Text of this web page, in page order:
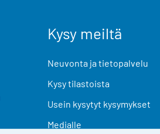
Kysy meiltä
Neuvonta ja tietopalvelu
Kysy tilastoista
Usein kysytyt kysymykset
Medialle